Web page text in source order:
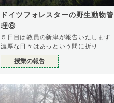
ドイツフォレスターの野生動物管
理⑥
５日目は教員の新津が報告いたします
濃厚な日々はあっという間に折り
授業の報告